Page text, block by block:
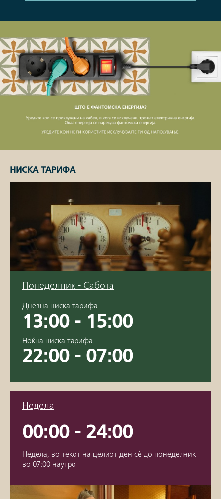
НИСКА ТАРИФА
Понеделник - Сабота
Дневна ниска тарифа
13:00 - 15:00
Ноќна ниска тарифа
22:00 - 07:00
Недела
00:00 - 24:00
Недела, во текот на целиот ден сè до понеделник
во 07:00 наутро